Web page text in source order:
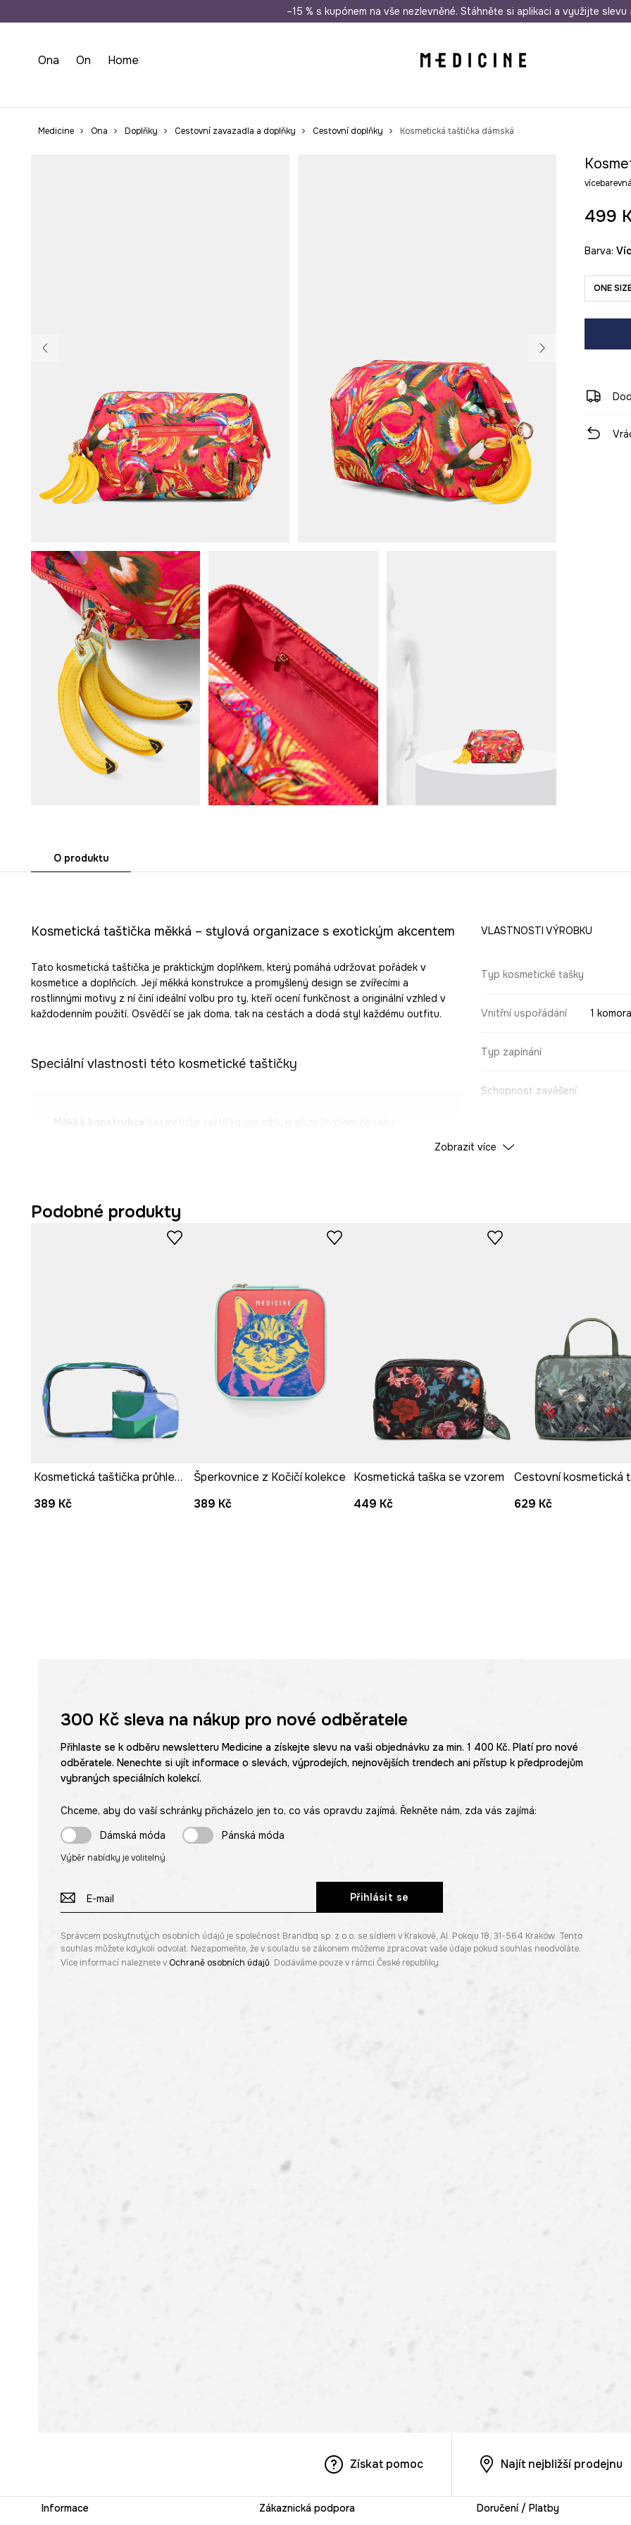
Doprava zdarma při nákupu nad 1 200 Kč Odeslání i do 24 hodin 30
–15 % s kupónem na vše nezlevněné. Stáhněte si aplikaci a využijte slevu
Ona On Home
Medicine Ona Doplňky Cestovní zavazadla a doplňky Cestovní doplňky Kosmetická taštička dámská
499
Barva:
ONE
O produktu
Kosmetická taštička měkká – stylová organizace s exotickým akcentem
Tato kosmetická taštička je praktickým doplňkem, který pomáhá udržovat pořádek v
kosmetice a doplňcích. Její měkká konstrukce a promyšlený design se zvířecími a
rostlinnými motivy z ní činí ideální volbu pro ty, kteří ocení funkčnost a originální vzhled v
každodenním použití. Osvědčí se jak doma, tak na cestách a dodá styl každému outfitu.
Speciální vlastnosti této kosmetické taštičky
Jedna hlavní komora usnadňuje rychlý přístup ke všem uloženým
předmětům.
umožňuje uložení příručních drobností.
Odnímatelný přívěsek na zip ve tvaru banánůtvoří originální a zábavný
Zvířecí a rostlinný vzor dodává produktu originální a přírodní styl.
VLASTNOSTI VÝROBKU
Typ kosmetické tašky
Vnitřní uspořádání 1
Typ zapínání
Schopnost zavěšení
ÚDAJE O VÝROBKU
ID produktu
Zobrazit více
Podobné produkty
Kosmetická taštička průhledná
389 Kč
Šperkovnice z Kočičí kolekce
389 Kč
Kosmetická taška se vzorem
449 Kč
Cestovní kosmetická
629 Kč
300 Kčsleva na nákup pro nové odběratele
Přihlaste se k odběru newsletteru Medicine a získejte slevu na vaši objednávku za min. 1 400 Kč. Platí pro nové
odběratele. Nenechte si ujít informace o slevách, výprodejích, nejnovějších trendech ani přístup k předprodejům
vybraných speciálních kolekcí.
Chceme, aby do vaší schránky přicházelo jen to, co vás opravdu zajímá. Řekněte nám, zda vás zajímá:
Dámská móda
Pánská móda
Výběr nabídky je volitelný.
Přihlásit se
Správcem poskytnutých osobních údajů je společnost Brandbq sp. z o.o. se sídlem v Krakově, Al. Pokoju 18, 31-564 Kraków. Tento
souhlas můžete kdykoli odvolat. Nezapomeňte, že v souladu se zákonem můžeme zpracovat vaše údaje pokud souhlas neodvoláte.
Více informací naleznete v Ochraně osobních údajů. Dodáváme pouze v rámci České republiky.
Získat pomoc Najít nejbližší prodejnu
Informace Zákaznická podpora Doručení / Platby